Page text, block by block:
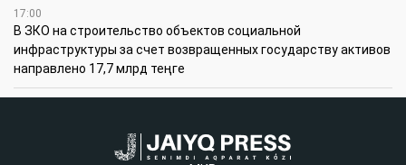
17:00
В ЗКО на строительство объектов социальной
инфраструктуры за счет возвращенных государству активов
направлено 17,7 млрд теңге